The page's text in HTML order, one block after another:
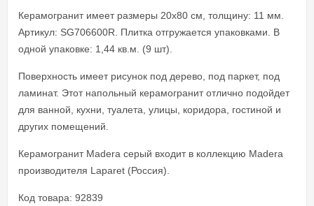
Керамогранит имеет размеры 20x80 см, толщину: 11 мм.
Артикул: SG706600R. Плитка отгружается упаковками. В
одной упаковке: 1,44 кв.м. (9 шт).
Поверхность имеет рисунок под дерево, под паркет, под
ламинат. Этот напольный керамогранит отлично подойдет
для ванной, кухни, туалета, улицы, коридора, гостиной и
других помещений.
Керамогранит Madera серый входит в коллекцию Madera
производителя Laparet (Россия).
Код товара: 92839